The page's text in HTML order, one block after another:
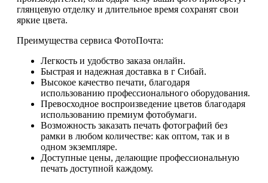
глянцевую отделку и длительное время сохранят свои
яркие цвета.
Преимущества сервиса ФотоПочта:
Легкость и удобство заказа онлайн.
Быстрая и надежная доставка в г Сибай.
Высокое качество печати, благодаря
использованию профессионального оборудования.
Превосходное воспроизведение цветов благодаря
использованию премиум фотобумаги.
Возможность заказать печать фотографий без
рамки в любом количестве: как оптом, так и в
одном экземпляре.
Доступные цены, делающие профессиональную
печать доступной каждому.